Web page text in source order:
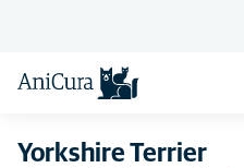
Yorkshire Terrier